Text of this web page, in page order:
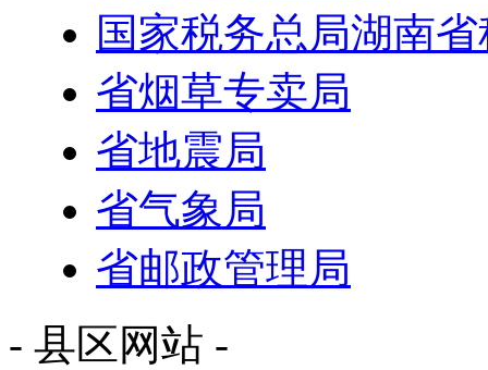
国家税务总局湖南
省烟草专卖局
省地震局
省气象局
省邮政管理局
- 县区网站 -